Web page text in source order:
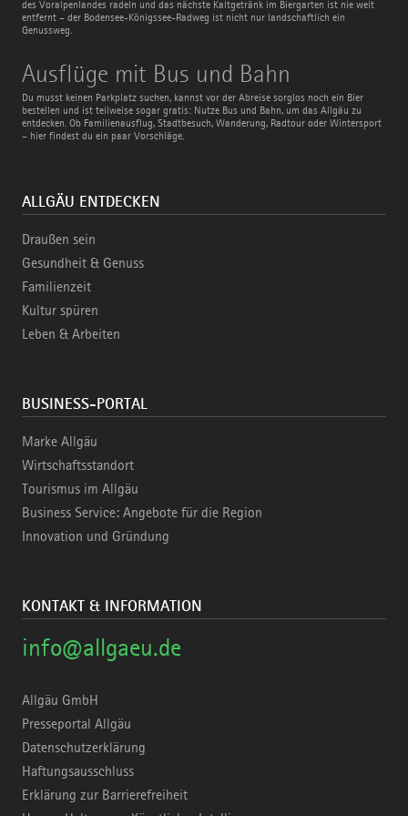
des Voralpenlandes radeln und das nächste Kaltgetränk im Biergarten ist nie weit
entfernt – der Bodensee-Königssee-Radweg ist nicht nur landschaftlich ein
Genussweg.
Ausflüge mit Bus und Bahn
Du musst keinen Parkplatz suchen, kannst vor der Abreise sorglos noch ein Bier
bestellen und ist teilweise sogar gratis: Nutze Bus und Bahn, um das Allgäu zu
entdecken. Ob Familienausflug, Stadtbesuch, Wanderung, Radtour oder Wintersport
– hier findest du ein paar Vorschläge.
Ausflüge
mit
Bus
und
Bahn
ALLGÄU ENTDECKEN
Draußen sein
Gesundheit & Genuss
Familienzeit
Kultur spüren
Leben & Arbeiten
BUSINESS-PORTAL
Marke Allgäu
Wirtschaftsstandort
Tourismus im Allgäu
Business Service: Angebote für die Region
Innovation und Gründung
KONTAKT & INFORMATION
info@allgaeu.de
Allgäu GmbH
Presseportal Allgäu
Datenschutzerklärung
Haftungsausschluss
Erklärung zur Barrierefreiheit